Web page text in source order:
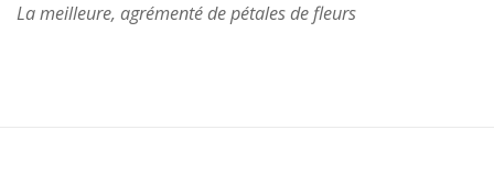
La meilleure, agrémenté de pétales de fleurs